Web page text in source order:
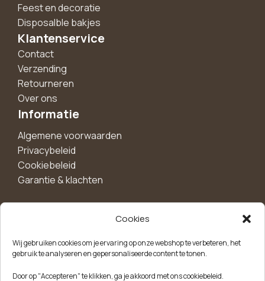
Cookies
Wij gebruiken cookies om je ervaring op onze webshop te verbeteren, het
gebruik te analyseren en gepersonaliseerde content te tonen.
Door op "Accepteren" te klikken, ga je akkoord met ons cookiebeleid.
Feest en decoratie
Disposalble bakjes
Klantenservice
Contact
Verzending
Retourneren
Over ons
Informatie
Algemene voorwaarden
Privacybeleid
Cookiebeleid
Garantie & klachten
korting!